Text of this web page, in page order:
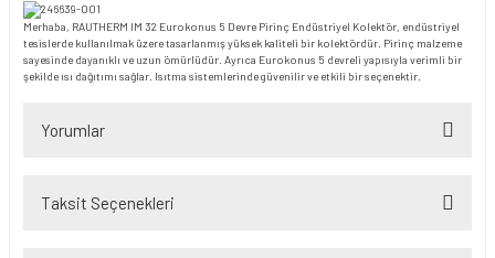
Merhaba, RAUTHERM IM 32 Eurokonus 5 Devre Pirinç Endüstriyel Kolektör, endüstriyel
tesislerde kullanılmak üzere tasarlanmış yüksek kaliteli bir kolektördür. Pirinç malzeme
sayesinde dayanıklı ve uzun ömürlüdür. Ayrıca Eurokonus 5 devreli yapısıyla verimli bir
şekilde ısı dağıtımı sağlar. Isıtma sistemlerinde güvenilir ve etkili bir seçenektir.
Yorumlar
Taksit Seçenekleri